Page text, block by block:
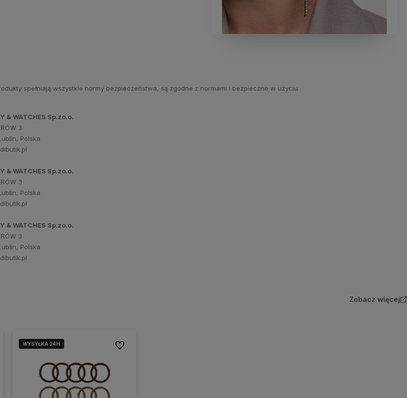
spełniają wszystkie normy bezpieczeństwa, są zgodne z normami i bezpieczne w użyciu.
& WATCHES Sp.zo.o.
3
Polska
& WATCHES Sp.zo.o.
3
Polska
& WATCHES Sp.zo.o.
3
Polska
Zobacz więcej
WYSYŁKA 24H
WYSYŁKA 24H Do ulubionych